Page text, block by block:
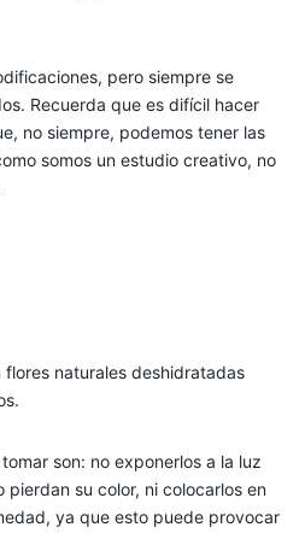
pero siempre se
Recuerda que es difícil hacer
no siempre, podemos tener las
somos un estudio creativo, no
naturales deshidratadas
son: no exponerlos a la luz
su color, ni colocarlos en
ya que esto puede provocar